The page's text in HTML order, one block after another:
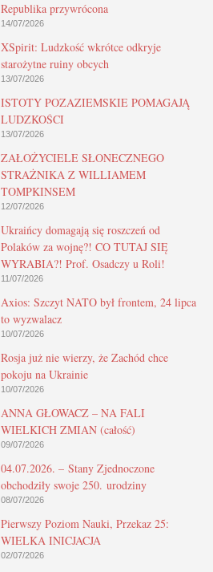
Republika przywrócona
14/07/2026
XSpirit: Ludzkość wkrótce odkryje
starożytne ruiny obcych
13/07/2026
ISTOTY POZAZIEMSKIE POMAGAJĄ
LUDZKOŚCI
13/07/2026
ZAŁOŻYCIELE SŁONECZNEGO
STRAŻNIKA Z WILLIAMEM
TOMPKINSEM
12/07/2026
Ukraińcy domagają się roszczeń od
Polaków za wojnę?! CO TUTAJ SIĘ
WYRABIA?! Prof. Osadczy u Roli!
11/07/2026
Axios: Szczyt NATO był frontem, 24 lipca
to wyzwalacz
10/07/2026
Rosja już nie wierzy, że Zachód chce
pokoju na Ukrainie
10/07/2026
ANNA GŁOWACZ – NA FALI
WIELKICH ZMIAN (całość)
09/07/2026
04.07.2026. – Stany Zjednoczone
obchodziły swoje 250. urodziny
08/07/2026
Pierwszy Poziom Nauki, Przekaz 25:
WIELKA INICJACJA
02/07/2026